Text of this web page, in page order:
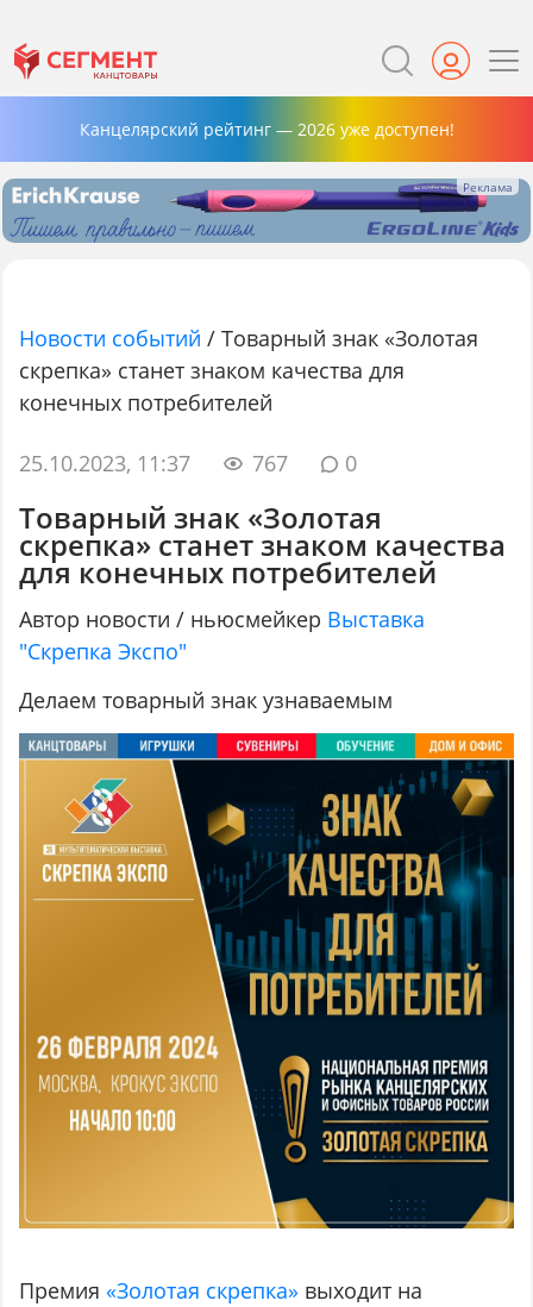
Канцелярский рейтинг — 2026 уже доступен!
Новости событий / Товарный знак «Золотая
скрепка» станет знаком качества для
конечных потребителей
25.10.2023, 11:37 767 0
Товарный знак «Золотая
скрепка» станет знаком качества
для конечных потребителей
Автор новости / ньюсмейкер Выставка
"Скрепка Экспо"
Делаем товарный знак узнаваемым
Премия«Золотая скрепка» выходит на